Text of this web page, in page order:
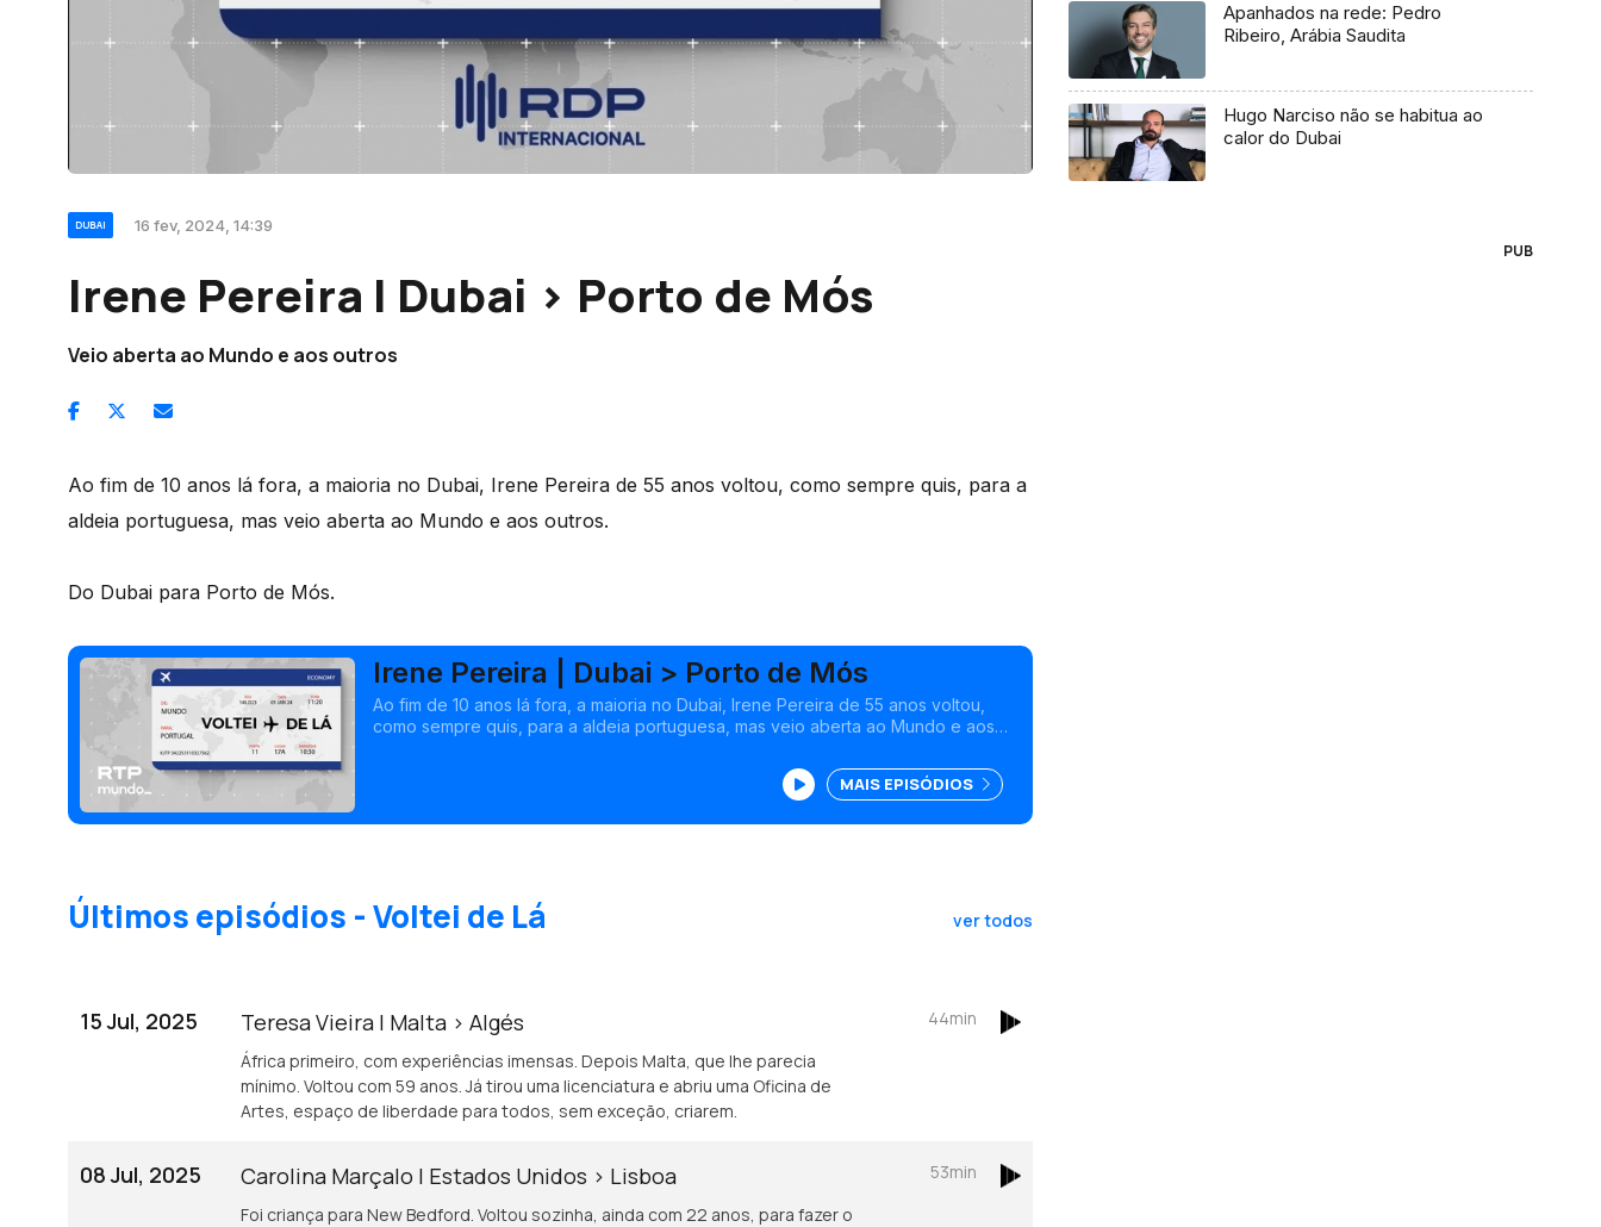
DUBAI 16 fev, 2024, 14:39
Irene Pereira | Dubai > Porto de Mós
Veio aberta ao Mundo e aos outros
Ao fim de 10 anos lá fora, a maioria no Dubai, Irene Pereira de 55 anos voltou, como sempre quis, para a
aldeia portuguesa, mas veio aberta ao Mundo e aos outros.
Do Dubai para Porto de Mós.
Irene Pereira | Dubai > Porto de Mós
Ao fim de 10 anos lá fora, a maioria no Dubai, Irene Pereira de 55 anos voltou,
como sempre quis, para a aldeia portuguesa, mas veio aberta ao Mundo e aos
MAIS EPISÓDIOS
Últimos episódios - Voltei de Lá ver todos
15 Jul, 2025 Teresa Vieira | Malta > Algés
África primeiro, com experiências imensas. Depois Malta, que lhe parecia
mínimo. Voltou com 59 anos. Já tirou uma licenciatura e abriu uma Oficina de
Artes, espaço de liberdade para todos, sem exceção, criarem.
44min
08 Jul, 2025 Carolina Marçalo | Estados Unidos > Lisboa
Foi criança para New Bedford. Voltou sozinha, ainda com 22 anos, para fazer o
53min
Apanhados na rede: Pedro
Ribeiro, Arábia Saudita
Hugo Narciso não se habitua ao
calor do Dubai
PUB